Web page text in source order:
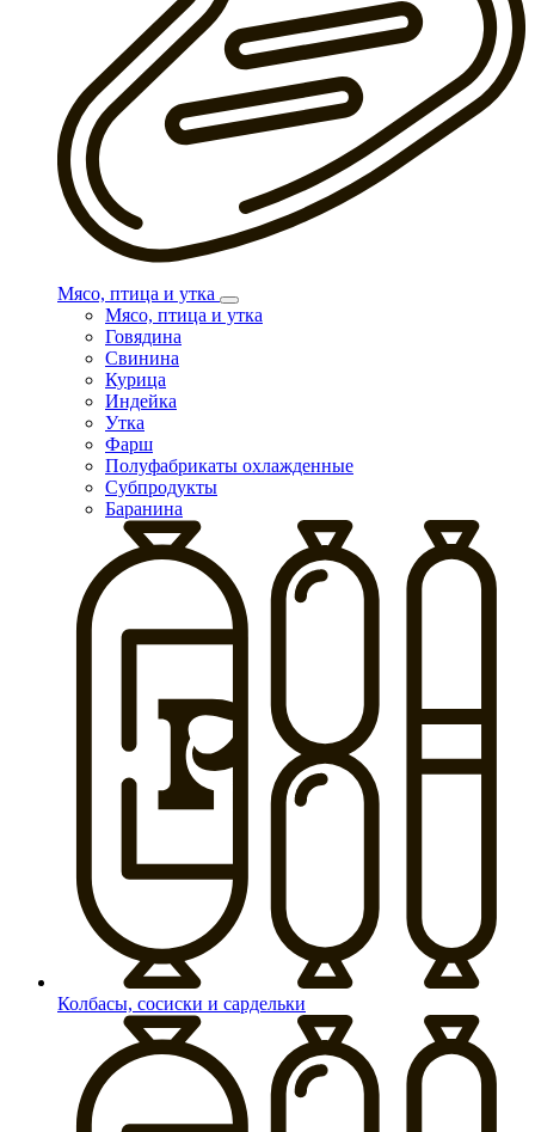
Мясо, птица и утка
Мясо, птица и утка
Говядина
Свинина
Курица
Индейка
Утка
Фарш
Полуфабрикаты охлажденные
Субпродукты
Баранина
Колбасы, сосиски и сардельки